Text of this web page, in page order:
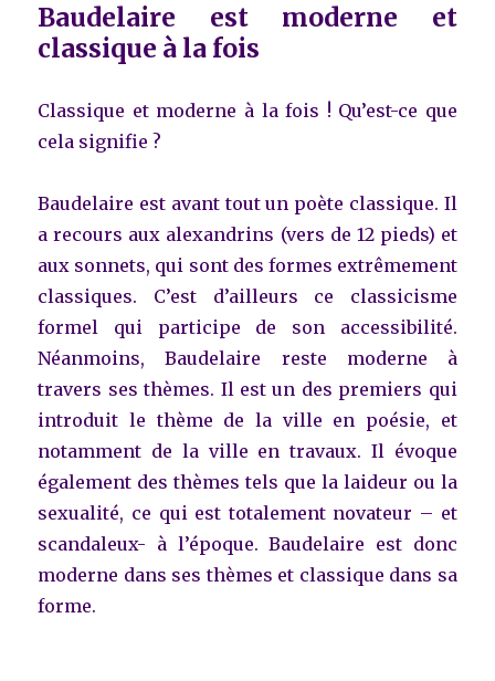
Baudelaire est moderne et
classique à la fois
Classique et moderne à la fois ! Qu’est-ce que
cela signifie ?
Baudelaire est avant tout un poète classique. Il
a recours aux alexandrins (vers de 12 pieds) et
aux sonnets, qui sont des formes extrêmement
classiques. C’est d’ailleurs ce classicisme
formel qui participe de son accessibilité.
Néanmoins, Baudelaire reste moderne à
travers ses thèmes. Il est un des premiers qui
introduit le thème de la ville en poésie, et
notamment de la ville en travaux. Il évoque
également des thèmes tels que la laideur ou la
sexualité, ce qui est totalement novateur – et
scandaleux- à l’époque. Baudelaire est donc
moderne dans ses thèmes et classique dans sa
forme.